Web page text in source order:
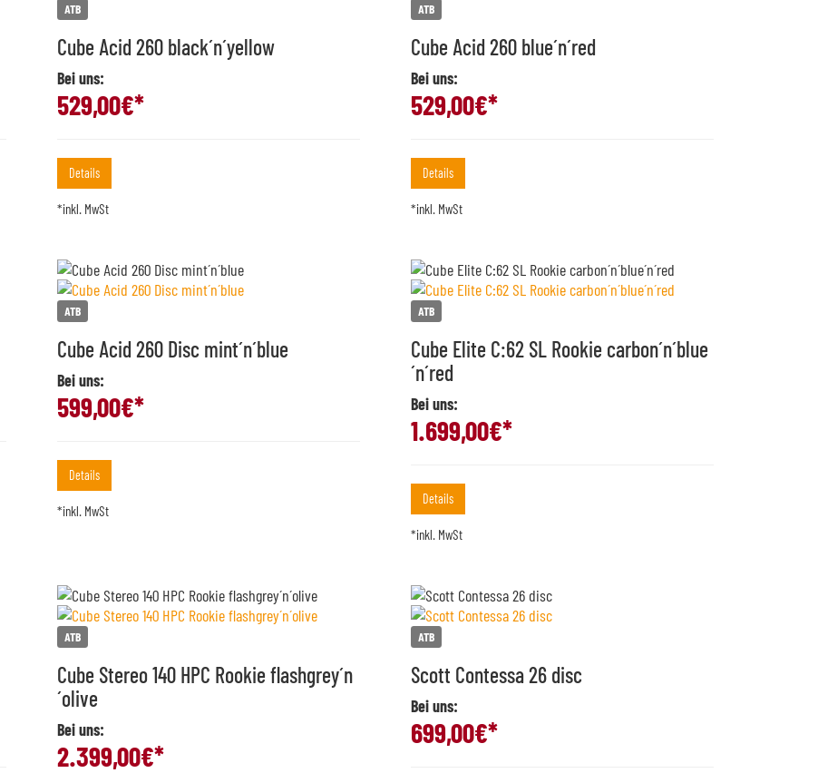
ATB
Cube Acid 260 black´n´yellow
Bei uns:
529,00€*
Details
*inkl. MwSt
ATB
Cube Acid 260 blue´n´red
Bei uns:
529,00€*
Details
*inkl. MwSt
ATB
Cube Acid 260 Disc mint´n´blue
Bei uns:
599,00€*
Details
*inkl. MwSt
ATB
Cube Elite C:62 SL Rookie carbon´n´blue
´n´red
Bei uns:
1.699,00€*
Details
*inkl. MwSt
ATB
Cube Stereo 140 HPC Rookie flashgrey´n
´olive
Bei uns:
2.399,00€*
ATB
Scott Contessa 26 disc
Bei uns:
699,00€*